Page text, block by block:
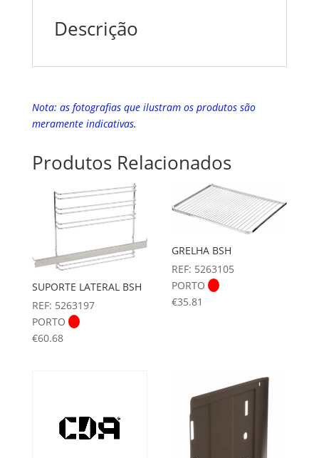
Descrição
Nota: as fotografias que ilustram os produtos são
meramente indicativas.
Produtos Relacionados
SUPORTE LATERAL BSH
REF: 5263197
PORTO
€60.68
GRELHA BSH
REF: 5263105
PORTO
€35.81